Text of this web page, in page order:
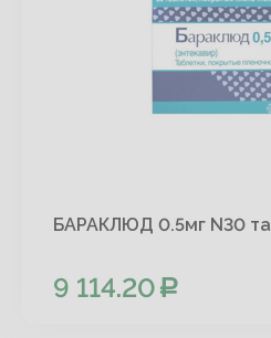
БАРАКЛЮД 0.5мг N30
9 114.20